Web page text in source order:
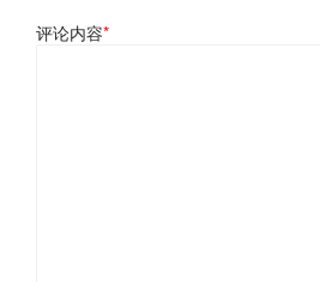
评论内容*